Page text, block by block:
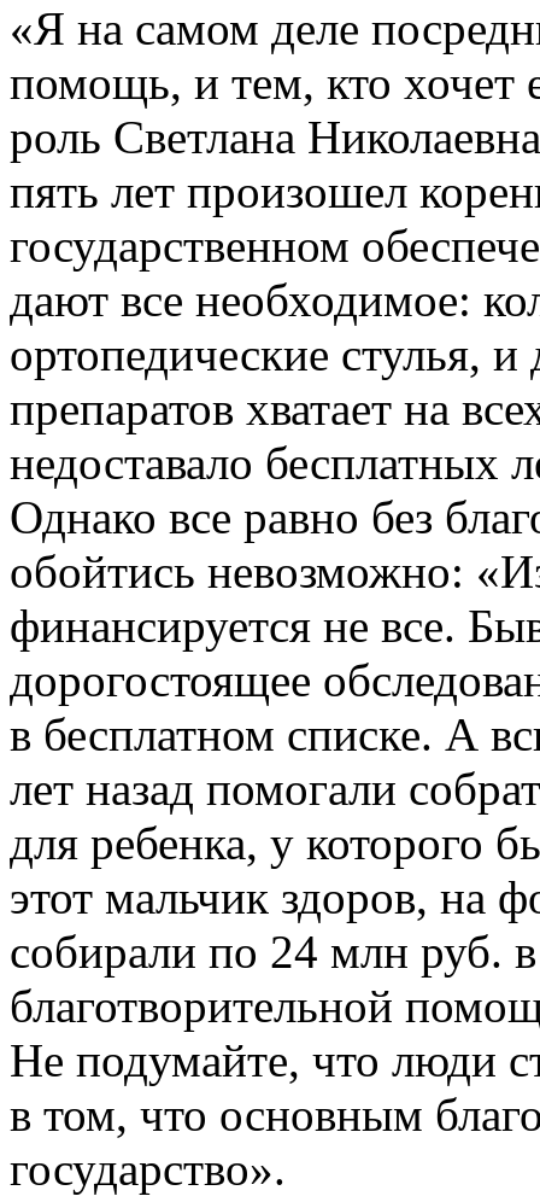
«Я на самом деле
помощь, и тем, кто хочет
роль Светлана
пять лет произошел
государственном
дают все необходимое:
ортопедические стулья,
препаратов хватает на
недоставало бесплатных
Однако все равно без
обойтись невозможно:
финансируется не все.
дорогостоящее
в бесплатном списке. А
лет назад помогали
для ребенка, у которого
этот мальчик здоров, на
собирали по 2­4 млн руб.
благотворительной
Не подумайте, что люди
в том, что основным
государство».